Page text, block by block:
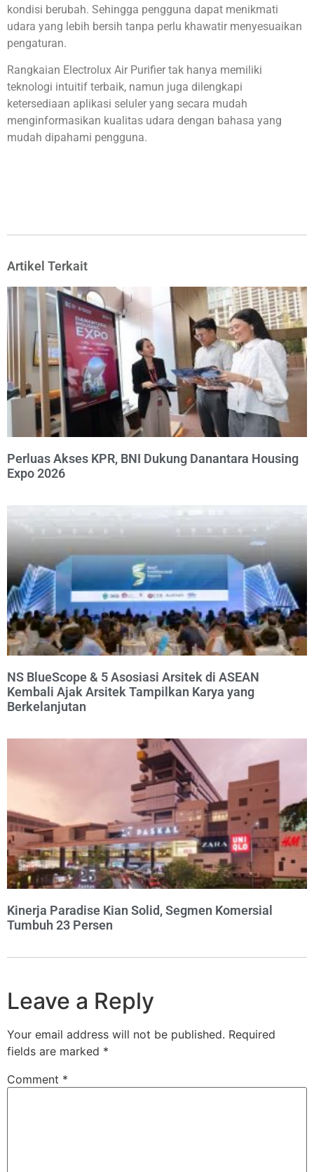
kondisi berubah. Sehingga pengguna dapat menikmati
udara yang lebih bersih tanpa perlu khawatir menyesuaikan
pengaturan.
Rangkaian Electrolux Air Purifier tak hanya memiliki
teknologi intuitif terbaik, namun juga dilengkapi
ketersediaan aplikasi seluler yang secara mudah
menginformasikan kualitas udara dengan bahasa yang
mudah dipahami pengguna.
Artikel Terkait
Perluas Akses KPR, BNI Dukung Danantara Housing
Expo 2026
NS BlueScope & 5 Asosiasi Arsitek di ASEAN
Kembali Ajak Arsitek Tampilkan Karya yang
Berkelanjutan
Kinerja Paradise Kian Solid, Segmen Komersial
Tumbuh 23 Persen
Leave a Reply
Your email address will not be published. Required
fields are marked *
Comment *